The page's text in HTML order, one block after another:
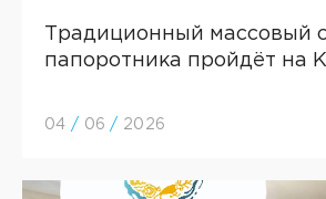
Традиционный массовый
папоротника пройдёт на
04 / 06 / 2026